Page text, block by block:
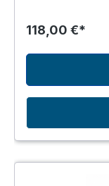
118,00 €*